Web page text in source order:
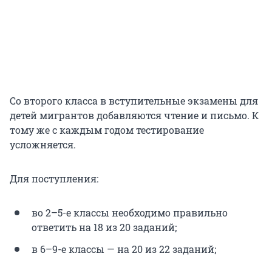
Со второго класса в вступительные экзамены для
детей мигрантов добавляются чтение и письмо. К
тому же с каждым годом тестирование
усложняется.
Для поступления:
во 2–5-е классы необходимо правильно
ответить на 18 из 20 заданий;
в 6–9-е классы — на 20 из 22 заданий;